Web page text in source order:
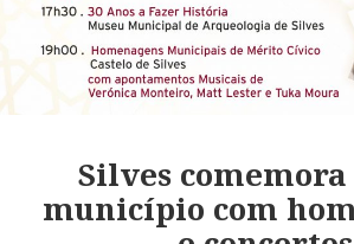
Silves
município com